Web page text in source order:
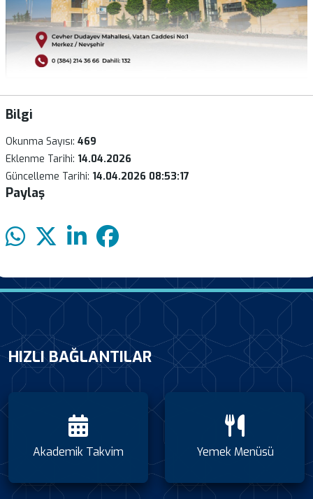
Bilgi
Okunma Sayısı: 469
Eklenme Tarihi: 14.04.2026
Güncelleme Tarihi: 14.04.2026 08:53:17
Paylaş
HIZLI BAĞLANTILAR
Akademik Takvim Yemek Menüsü